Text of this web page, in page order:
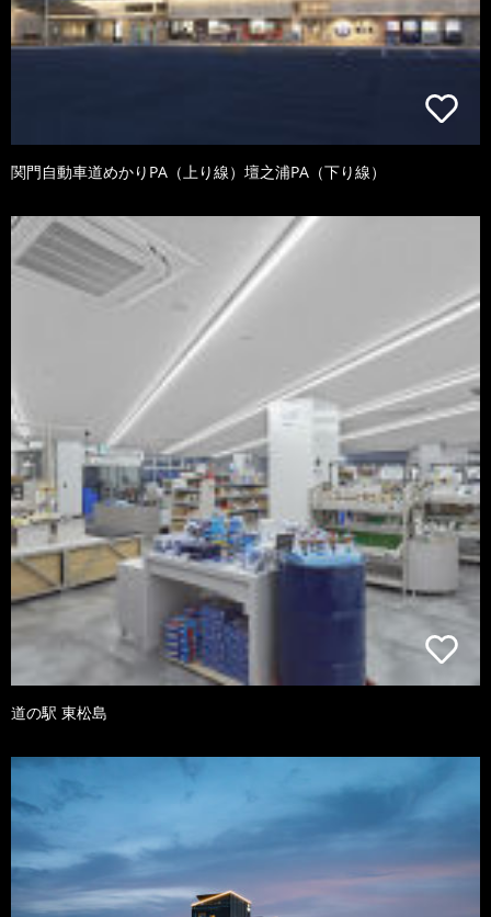
関門自動車道めかりPA（上り線）壇之浦PA（下り線）
道の駅 東松島